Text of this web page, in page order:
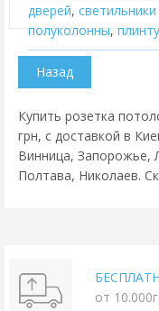
дверей,
полуколонны,
Купить розетка
грн, с доставкой в
Винница, Запорожье,
Полтава, Николаев.
от